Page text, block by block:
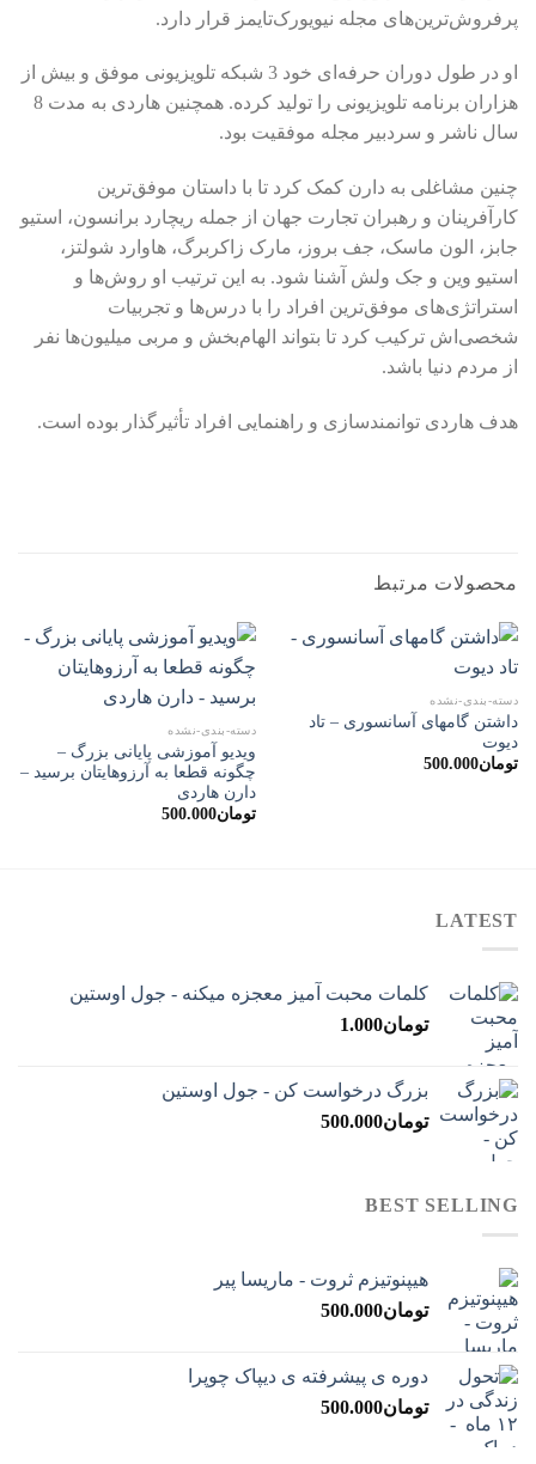
پرفروش‌ترین‌های مجله نیویورک‌تایمز قرار دارد.
او در طول دوران حرفه‌ای خود 3 شبکه تلویزیونی موفق و بیش از
هزاران برنامه تلویزیونی را تولید کرده. همچنین هاردی به مدت 8
سال ناشر و سردبیر مجله موفقیت بود.
چنین مشاغلی به دارن کمک کرد تا با داستان موفق‌ترین
کارآفرینان و رهبران تجارت جهان از جمله ریچارد برانسون، استیو
جابز، الون ماسک، جف بروز، مارک زاکربرگ، هاوارد شولتز،
استیو وین و جک ولش آشنا شود. به این ترتیب او روش‌ها و
استراتژی‌های موفق‌ترین افراد را با درس‌ها و تجربیات
شخصی‌اش ترکیب کرد تا بتواند الهام‌بخش و مربی میلیون‌ها نفر
از مردم دنیا باشد.
هدف هاردی توانمندسازی و راهنمایی افراد تأثیرگذار بوده است.
محصولات مرتبط
دسته-بندی-نشده
داشتن گامهای آسانسوری – تاد
دیوت
تومان500.000
دسته-بندی-نشده
ویدیو آموزشی پایانی بزرگ –
چگونه قطعا به آرزوهایتان برسید –
دارن هاردی
تومان500.000
LATEST
کلمات محبت آمیز معجزه میکنه - جول اوستین
تومان1.000
بزرگ درخواست کن - جول اوستین
تومان500.000
BEST SELLING
هیپنوتیزم ثروت - ماریسا پیر
تومان500.000
دوره ی پیشرفته ی دیپاک چوپرا
تومان500.000